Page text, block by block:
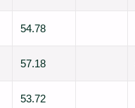
54.78
57.18
53.72